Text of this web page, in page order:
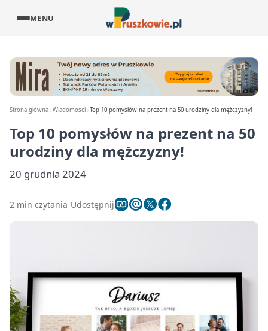
MENU
Strona główna Wiadomości Top 10 pomysłów na prezent na 50 urodziny dla mężczyzny!
Top 10 pomysłów na prezent na 50
urodziny dla mężczyzny!
20 grudnia 2024
2 min czytania Udostępnij